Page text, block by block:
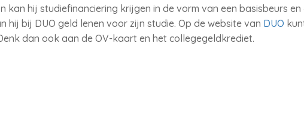
kan hij studiefinanciering krijgen in de vorm van een basisbeurs
hij bij DUO geld lenen voor zijn studie. Op de website van DUO
dan ook aan de OV-kaart en het collegegeldkrediet.